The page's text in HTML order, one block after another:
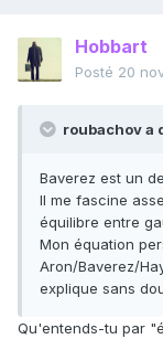
Hobbart
Posté 20
roubachov a
Baverez est un
Il me fascine
équilibre entre
Mon équation
Aron/Baverez/
explique sans
Qu'entends-tu par